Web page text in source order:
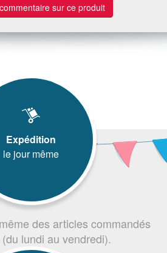
sur ce produit
Expédition
le jour même
des articles commandés
lundi au vendredi).